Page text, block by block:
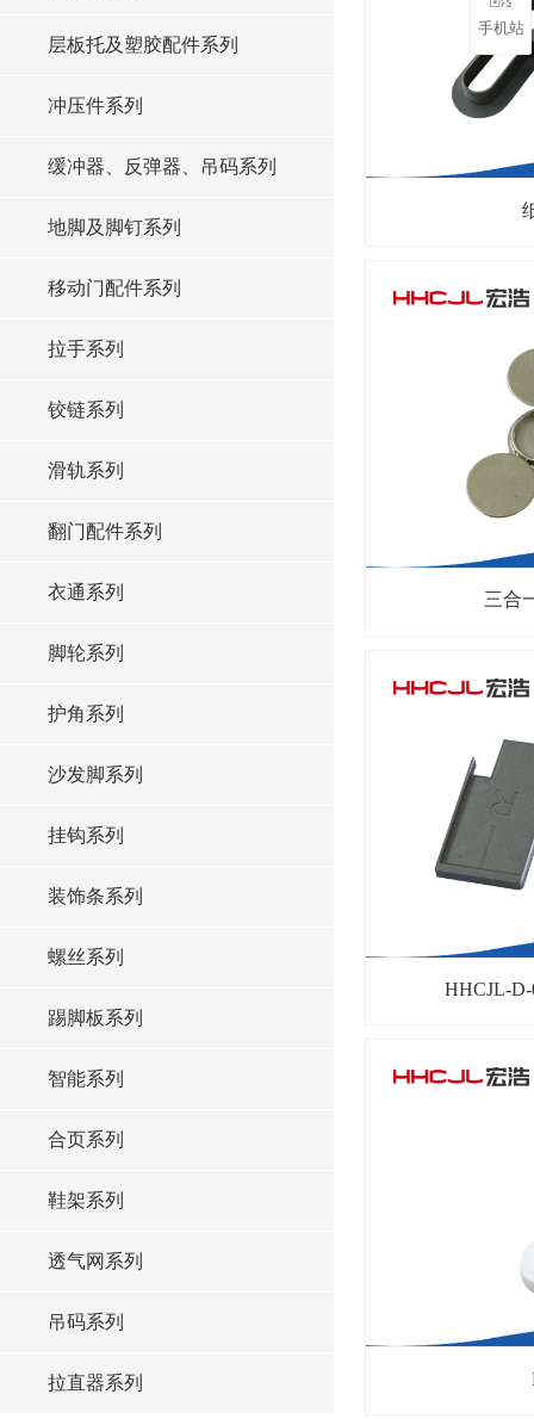
层板托及塑胶配件系列
冲压件系列
缓冲器、反弹器、吊码系列
地脚及脚钉系列
移动门配件系列
拉手系列
铰链系列
滑轨系列
翻门配件系列
衣通系列
脚轮系列
护角系列
沙发脚系列
挂钩系列
装饰条系列
螺丝系列
踢脚板系列
智能系列
合页系列
鞋架系列
透气网系列
吊码系列
拉直器系列
三合
HHCJL-
手机站